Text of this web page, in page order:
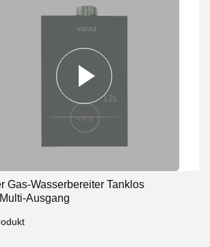
Gas-Wasserbereiter Tanklos
Ausgang